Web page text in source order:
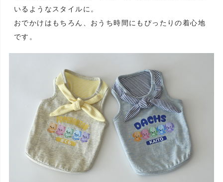
いるようなスタイルに。
おでかけはもちろん、おうち時間にもぴったりの着心地
です。